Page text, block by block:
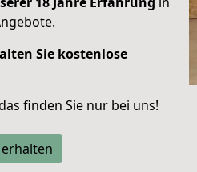
Sie kostenlose
finden Sie nur bei uns!